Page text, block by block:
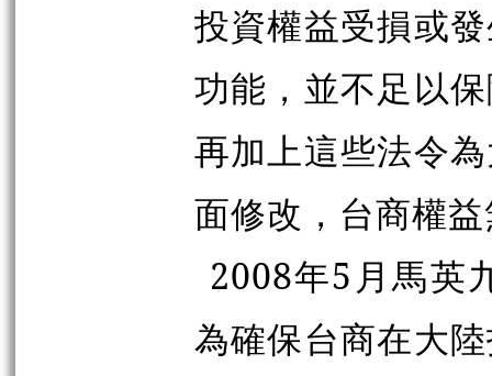
投資權益受損或
功能，並不足以
再加上這些法令
面修改，台商權
2008年5月馬英
為確保台商在大